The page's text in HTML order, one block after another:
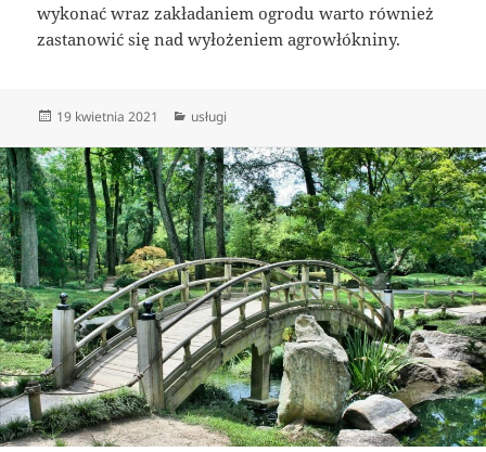
wykonać wraz zakładaniem ogrodu warto również
zastanowić się nad wyłożeniem agrowłókniny.
Data
19 kwietnia 2021 Kategorie
usługi